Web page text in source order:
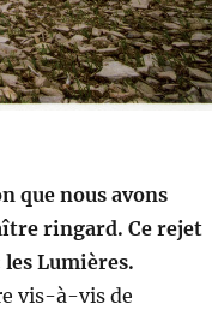
que nous avons
ringard. Ce rejet
Lumières.
vis-à-vis de